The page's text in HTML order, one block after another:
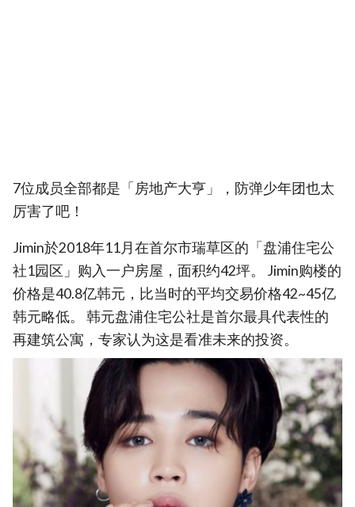
7位成员全部都是「房地产大亨」，防弹少年团也太
厉害了吧！
Jimin於2018年11月在首尔市瑞草区的「盘浦住宅公
社1园区」购入一户房屋，面积约42坪。 Jimin购楼的
价格是40.8亿韩元，比当时的平均交易价格42~45亿
韩元略低。 韩元盘浦住宅公社是首尔最具代表性的
再建筑公寓，专家认为这是看准未来的投资。